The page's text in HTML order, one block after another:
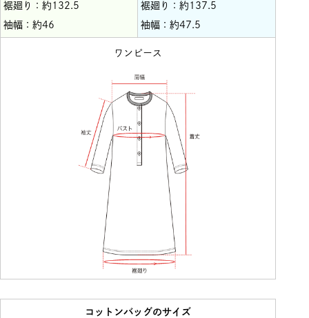
裾廻り：約132.5
袖幅：約46
裾廻り：約137.5
袖幅：約47.5
ワンピース
コットンバッグのサイズ